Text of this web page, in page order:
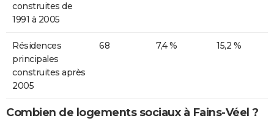
construites de
1991 à 2005
Résidences
principales
construites après
2005
68 7,4 % 15,2 %
Combien de logements sociaux à Fains-Véel ?